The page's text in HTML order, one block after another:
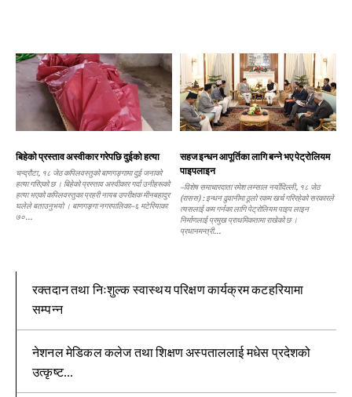
बिहेको प्रस्ताव अस्वीकार गरेपछि दुईको हत्या
चन्द्रौटा, १८ जेठ कपिलवस्तुको बाणगङ्गामा दुई जनाको
हत्या गरिएको छ । बिहेको प्रस्ताव अस्वीकार गर्दा उनीहरूको
हत्या भएको कपिलवस्तुका प्रहरी नायब उपरीक्षक मीनबहादुर
घलेले बताउनुभयो । बाणगङ्गा नगरपालिका–६ मटेरियाका
७०...
सहज इन्धन आपूर्तिका लागि बन्ने भए पेट्रोलियम
पाइपलाइन
–विशेष समाचारदाता रमेश लम्साल नयाँदिल्ली, १८ जेठ
(रासस) : इन्धन ढुवानीमा ठूलो रकम खर्च गरिरहेको सरकारले
त्यसलाई कम गर्नका लागि पेट्रोलियम पाइप लाइन
निर्माणलाई प्रमुख प्राथमिकतामा राखेको छ ।
प्रधानमन्त्री...
रक्तदान तथा निःशुल्क स्वास्थय परिक्षण कार्यक्रम कटहरियामा
सम्पन्न
नेशनल मेडिकल कलेज तथा शिक्षण अस्पताललाई मधेस प्रदेशको
उत्कृष्ट...